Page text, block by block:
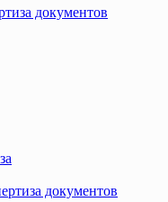
документов
документов